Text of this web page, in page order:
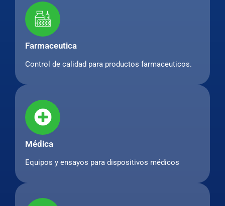
Farmaceutica
Control de calidad para productos farmaceuticos.
Médica
Equipos y ensayos para dispositivos médicos